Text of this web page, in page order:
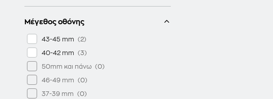
Μέγεθος οθόνης
43-45 mm
40-42 mm
50mm και πάνω
46-49 mm
37-39 mm